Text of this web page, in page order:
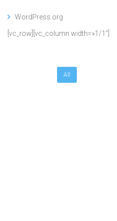
WordPress.org
[vc_row][vc_column width=»1/1″]
All